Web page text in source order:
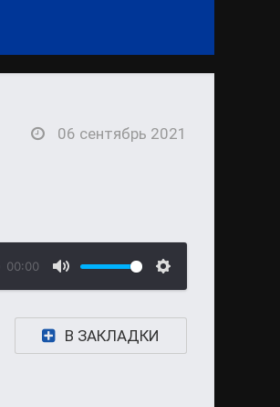
06 сентябрь 2021
00:00
В ЗАКЛАДКИ